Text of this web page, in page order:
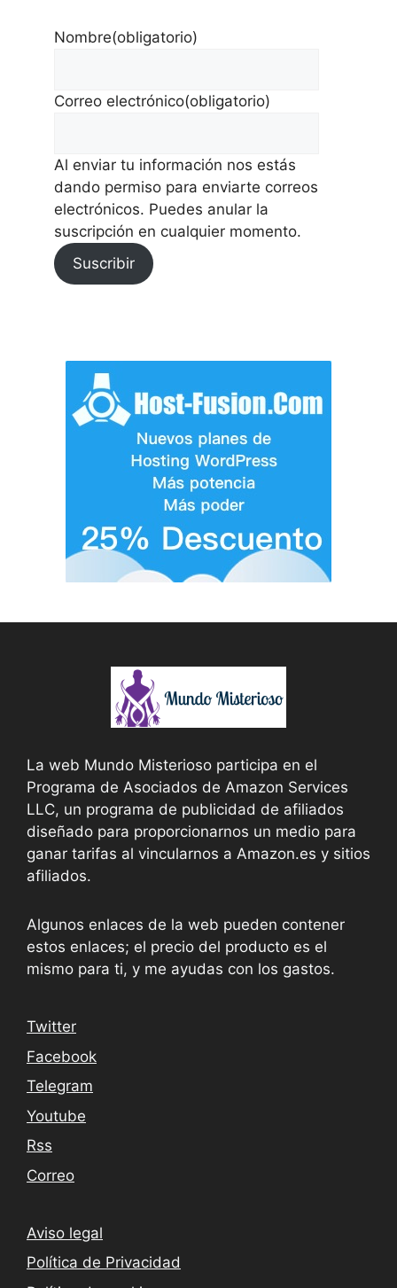
Nombre(obligatorio)
Correo electrónico(obligatorio)
Al enviar tu información nos estás
dando permiso para enviarte correos
electrónicos. Puedes anular la
suscripción en cualquier momento.
Suscribir
La web Mundo Misterioso participa en el
Programa de Asociados de Amazon Services
LLC, un programa de publicidad de afiliados
diseñado para proporcionarnos un medio para
ganar tarifas al vincularnos a Amazon.es y sitios
afiliados.
Algunos enlaces de la web pueden contener
estos enlaces; el precio del producto es el
mismo para ti, y me ayudas con los gastos.
Twitter
Facebook
Telegram
Youtube
Rss
Correo
Aviso legal
Política de Privacidad